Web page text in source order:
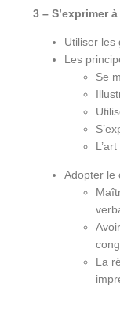
3 – S’exprimer à
Utiliser les
Les
Se
Adopter le
La